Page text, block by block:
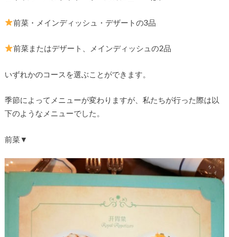
前菜・メインディッシュ・デザートの3品
前菜またはデザート、メインディッシュの2品
いずれかのコースを選ぶことができます。
季節によってメニューが変わりますが、私たちが行った際は以
下のようなメニューでした。
前菜▼